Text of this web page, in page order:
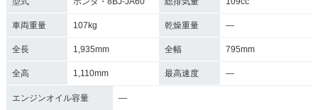
車両重量 107kg 乾燥重量 ―
全長 1,935mm 全幅 795mm
全高 1,110mm 最高速度 ―
エンジンオイル容量 ―